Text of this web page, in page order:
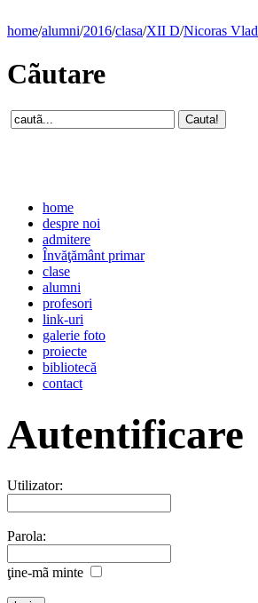
home/alumni/2016/clasa/XII D/Nicoras Vlad
Cãutare
home
despre noi
admitere
Învăţământ primar
clase
alumni
profesori
link-uri
galerie foto
proiecte
bibliotecă
contact
Autentificare
Utilizator:
Parola:
ţine-mã minte